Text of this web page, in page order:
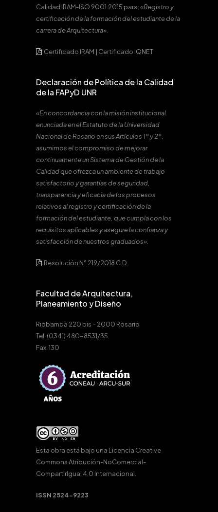
Calidad IRAM-ISO 9001:2015 para:«Registro y
certificación de la formación del estudiante de la
carrera de Arquitectura».
Certificado IRAM | Certificado IQNET
Declaración de Política de la Calidad
de la FAPyD UNR
«En concordancia con la misión institucional
enunciada en el Estatuto de la Universidad
Nacional de Rosario en sus Artículos 1º y 2º,
asumimos el compromiso de mejorar
continuamente un Sistema de Gestión de la
Calidad que ofrezca un ambiente de trabajo
satisfactorio y garantías de seguridad,
transparencia y eficacia de los procesos
relativos al registro y certificación de la
formación del estudiante, que cumpla con los
requisitos aplicables y asegure la confianza y
satisfacción de nuestros graduados».
Resolución N° 219/2018 C.D.
Facultad de Arquitectura,
Planeamiento y Diseño
Riobamba 220 bis – 2000 Rosario
Tel: (0341) 480-8531/35
Fax: 130
Esta obra está bajo una Licencia Creative
Commons Atribución-NoComercial-
CompartirIgual 4.0 Internacional.
ISSN 2524-9223